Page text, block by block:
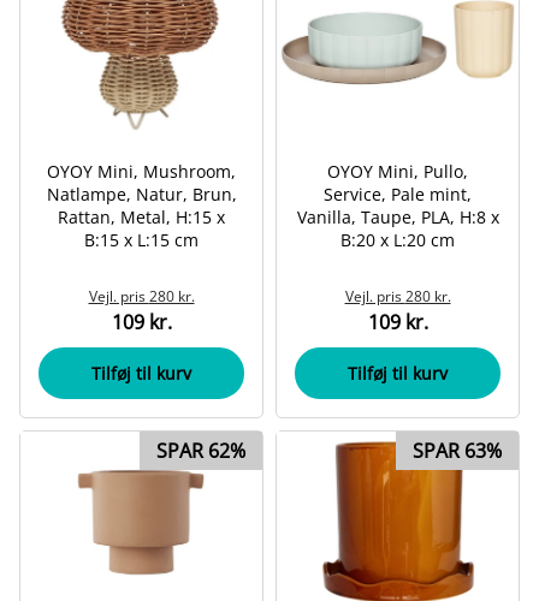
OYOY Mini, Mushroom,
Natlampe, Natur, Brun,
Rattan, Metal, H:15 x
B:15 x L:15 cm
Vejl. pris280 kr.
109 kr.
Tilføj til kurv
OYOY Mini, Pullo,
Service, Pale mint,
Vanilla, Taupe, PLA, H:8 x
B:20 x L:20 cm
Vejl. pris280 kr.
109 kr.
Tilføj til kurv
SPAR 62% SPAR 63%